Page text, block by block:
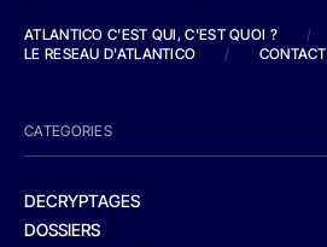
ATLANTICO C'EST QUI, C'EST QUOI ?
/
LE RESEAU D'ATLANTICO
/ CONTACT
CATEGORIES
DECRYPTAGES
DOSSIERS